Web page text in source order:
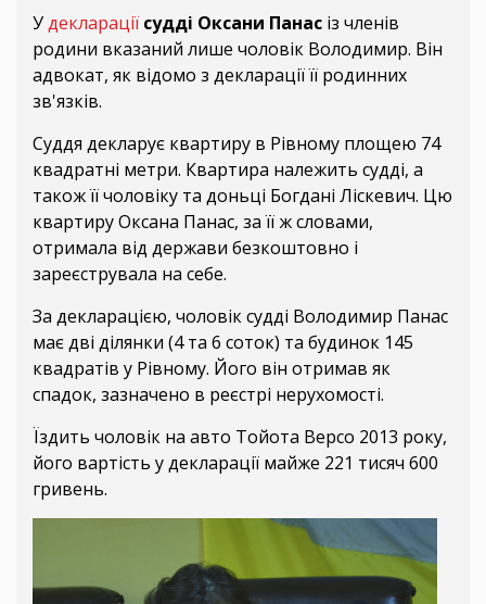
Удекларації судді Оксани Панас із членів
родини вказаний лише чоловік Володимир. Він
адвокат, як відомо з декларації її родинних
зв'язків.
Суддя декларує квартиру в Рівному площею 74
квадратні метри. Квартира належить судді, а
також її чоловіку та доньці Богдані Ліскевич. Цю
квартиру Оксана Панас, за її ж словами,
отримала від держави безкоштовно і
зареєструвала на себе.
За декларацією, чоловік судді Володимир Панас
має дві ділянки (4 та 6 соток) та будинок 145
квадратів у Рівному. Його він отримав як
спадок, зазначено в реєстрі нерухомості.
Їздить чоловік на авто Тойота Версо 2013 року,
його вартість у декларації майже 221 тисяч 600
гривень.